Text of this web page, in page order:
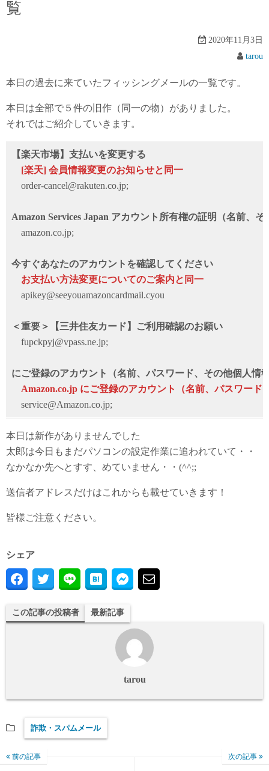
覧
2020年11月3日
tarou
本日の過去に来ていたフィッシングメールの一覧です。
本日は全部で５件の旧作（同一の物）がありました。
それではご紹介していきます。
【楽天市場】支払いを変更する
[楽天] 会員情報変更のお知らせと同一
order-cancel@rakuten.co.jp;
Amazon Services Japan アカウント所有権の証明（名前、
amazon.co.jp;
今すぐあなたのアカウントを確認してください
お支払い方法変更についてのご案内と同一
apikey@seeyouamazoncardmail.cyou
＜重要＞【三井住友カード】ご利用確認のお願い
fupckpyj@vpass.ne.jp;
にご登録のアカウント（名前、パスワード、その他個人情
Amazon.co.jp にご登録のアカウント（名前、パスワー
service@Amazon.co.jp;
本日は新作がありませんでした
太郎は今日もまだパソコンの設定作業に追われていて・・
なかなか先へとすす、めていません・・(^^;;
送信者アドレスだけはこれからも載せていきます！
皆様ご注意ください。
シェア
この記事の投稿者 最新記事
tarou
詐欺・スパムメール
前の記事 次の記事